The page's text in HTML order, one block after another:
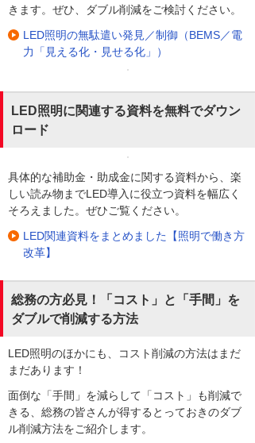
きます。ぜひ、ダブル削減をご検討ください。
LED照明の無駄遣い発見／制御（BEMS／電
力「見える化・見せる化」）
LED照明に関連する資料を無料でダウン
ロード
具体的な補助金・助成金に関する資料から、楽
しい読み物までLED導入に役立つ資料を幅広く
そろえました。ぜひご覧ください。
LED関連資料をまとめました【照明で働き方
改革】
総務の方必見！「コスト」と「手間」を
ダブルで削減する方法
LED照明のほかにも、コスト削減の方法はまだ
まだあります！
面倒な「手間」を減らして「コスト」も削減で
きる、総務の皆さんが得するとっておきのダブ
ル削減方法をご紹介します。